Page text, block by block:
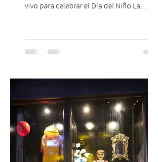
vivo para celebrar el Día del Niño La
musical única e inolvidable con motivo del
Día del Niño. El espectáculo Hollywood
de todos los tiempos en un concierto en
sinfónica en pleno, coro y una
sorprendente puesta en escena pensada
especialmente pa